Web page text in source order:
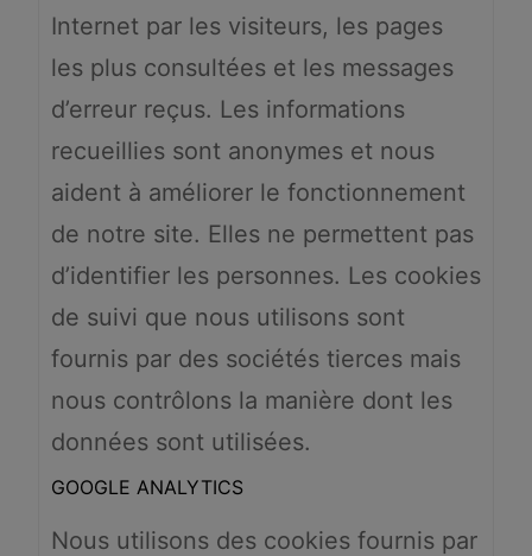
Internet par les visiteurs, les pages
les plus consultées et les messages
d’erreur reçus. Les informations
recueillies sont anonymes et nous
aident à améliorer le fonctionnement
de notre site. Elles ne permettent pas
d’identifier les personnes. Les cookies
de suivi que nous utilisons sont
fournis par des sociétés tierces mais
nous contrôlons la manière dont les
données sont utilisées.
GOOGLE ANALYTICS
Nous utilisons des cookies fournis par